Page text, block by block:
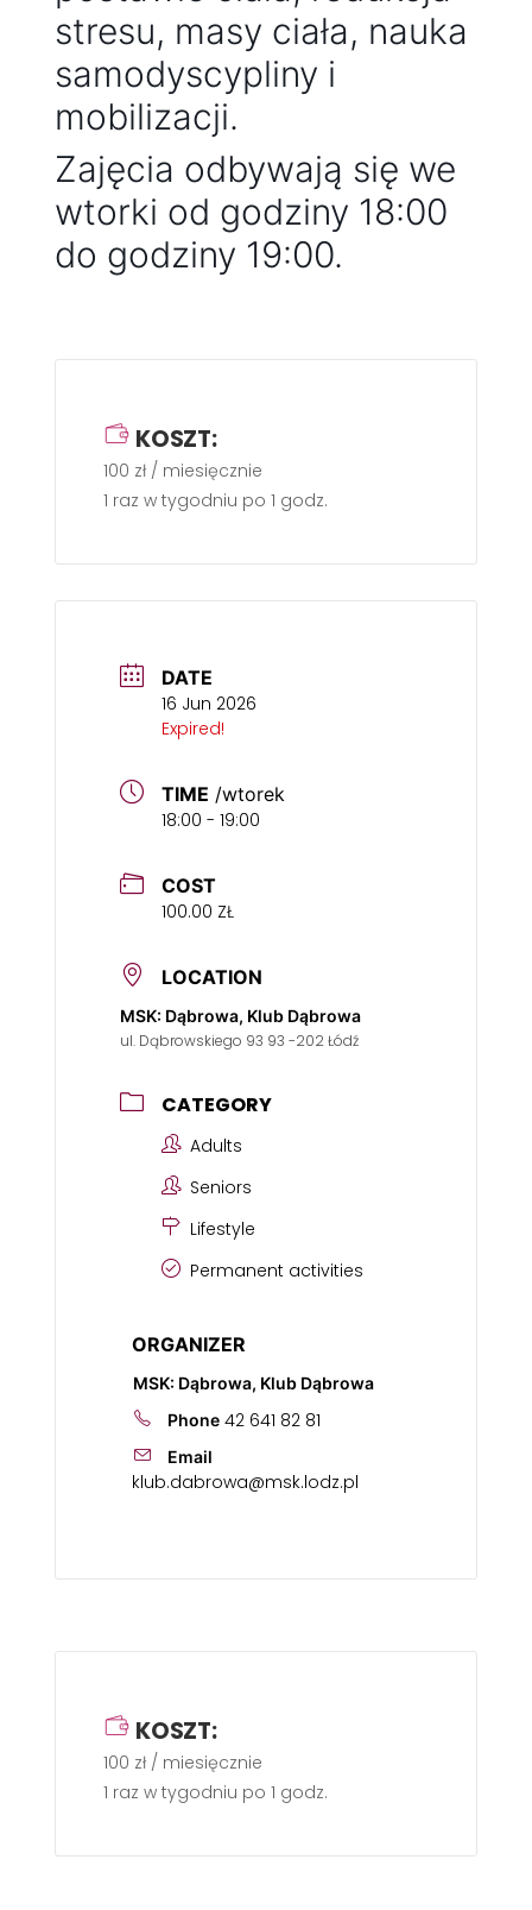
stresu, masy ciała, nauka
samodyscypliny i
mobilizacji.
Zajęcia odbywają się we
wtorki od godziny 18:00
do godziny 19:00.
KOSZT:
100 zł / miesięcznie
1 raz w tygodniu po 1 godz.
DATE
16 Jun 2026
Expired!
TIME /wtorek
18:00 - 19:00
COST
100.00 ZŁ
LOCATION
MSK: Dąbrowa, Klub Dąbrowa
ul. Dąbrowskiego 93 93 -202 Łódź
CATEGORY
Adults
Seniors
Lifestyle
Permanent activities
ORGANIZER
MSK: Dąbrowa, Klub Dąbrowa
Phone 42 641 82 81
Email
klub.dabrowa@msk.lodz.pl
KOSZT:
100 zł / miesięcznie
1 raz w tygodniu po 1 godz.